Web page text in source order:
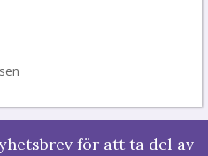
för att ta del av